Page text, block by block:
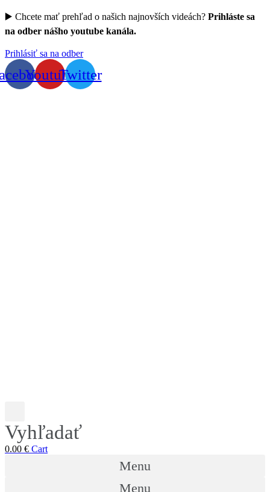
▶️ Chcete mať prehľad o našich najnovších videách? Prihláste sa
na odber nášho youtube kanála.
Prihlásiť sa na odber
YoutubeTwitter
Vyhľadať
0.00 € Cart
Menu
Menu